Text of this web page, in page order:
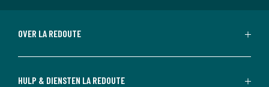
OVER LA REDOUTE
HULP & DIENSTEN LA REDOUTE